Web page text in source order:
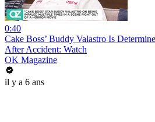
0:40
Cake Boss’ Buddy Valastro Is
After Accident: Watch
OK Magazine
il y a 6 ans